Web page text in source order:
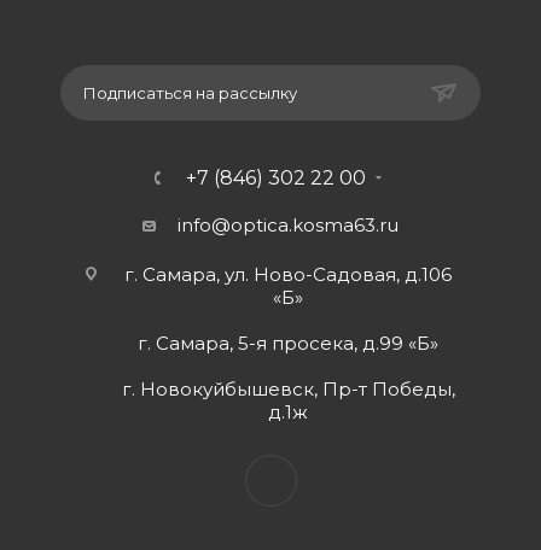
Подписаться на рассылку
+7 (846) 302 22 00
info@optica.kosma63.ru
г. Самара, ул. Ново-Садовая, д.106
«Б»
г. Самара, 5-я просека, д.99 «Б»
г. Новокуйбышевск, Пр-т Победы,
д.1ж